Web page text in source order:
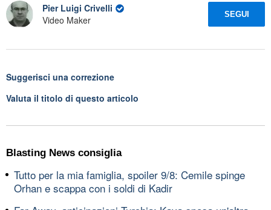
Pier Luigi Crivelli
Video Maker
SEGUI
Suggerisci una correzione
Valuta il titolo di questo articolo
Blasting News consiglia
Tutto per la mia famiglia, spoiler 9/8: Cemile spinge
Orhan e scappa con i soldi di Kadir